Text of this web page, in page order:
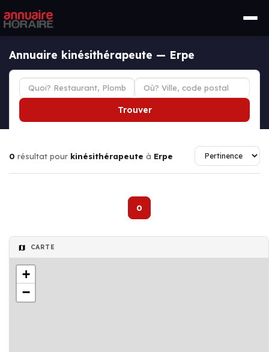
Annuaire kinésithérapeute — Erpe
Trouver
0 résultat pour kinésithérapeute à Erpe
0
CARTE
+
−